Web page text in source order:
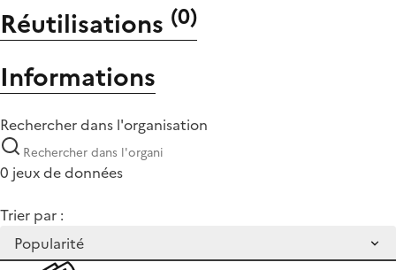
Réutilisations (0)
Informations
Rechercher dans l'organisation
0 jeux de données
Trier par :